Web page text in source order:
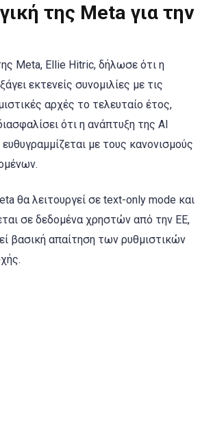
της Meta για την
Meta, Ellie Hitric, δήλωσε ότι η
εκτενείς συνομιλίες με τις
αρχές το τελευταίο έτος,
ότι η ανάπτυξη της AI
με τους κανονισμούς
θα λειτουργεί σε text-only mode και
σε δεδομένα χρηστών από την ΕΕ,
βασική απαίτηση των ρυθμιστικών